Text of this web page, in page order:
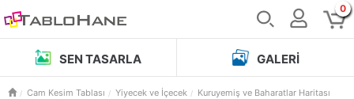
0
SEN TASARLA GALERI
Cam Kesim Tablası Yiyecek ve İçecek Kuruyemiş ve Baharatlar Haritası